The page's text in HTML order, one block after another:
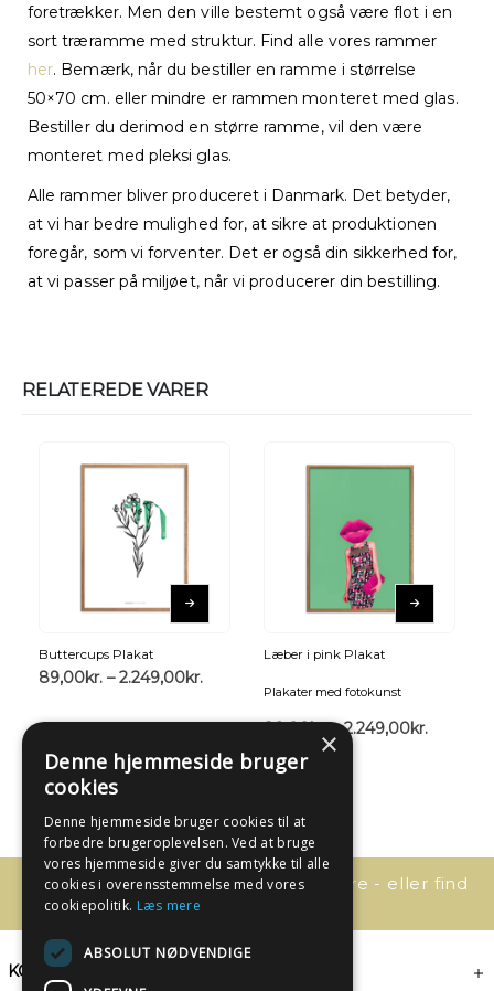
foretrækker. Men den ville bestemt også være flot i en
sort træramme med struktur. Find alle vores rammer
her. Bemærk, når du bestiller en ramme i størrelse
50×70 cm. eller mindre er rammen monteret med glas.
Bestiller du derimod en større ramme, vil den være
monteret med pleksi glas.
Alle rammer bliver produceret i Danmark. Det betyder,
at vi har bedre mulighed for, at sikre at produktionen
foregår, som vi forventer. Det er også din sikkerhed for,
at vi passer på miljøet, når vi producerer din bestilling.
RELATEREDE VARER
Buttercups Plakat
89,00kr. – 2.249,00kr.
Læber i pink Plakat
Plakater med fotokunst
89,00kr. – 2.249,00kr.
Har du spørgsmål, så kontakt os bare - eller find
svaret her:
KONTAKT
×
Denne hjemmeside bruger
cookies
Denne hjemmeside bruger cookies til at
forbedre brugeroplevelsen. Ved at bruge
vores hjemmeside giver du samtykke til alle
cookies i overensstemmelse med vores
cookiepolitik. Læs mere
ABSOLUT NØDVENDIGE